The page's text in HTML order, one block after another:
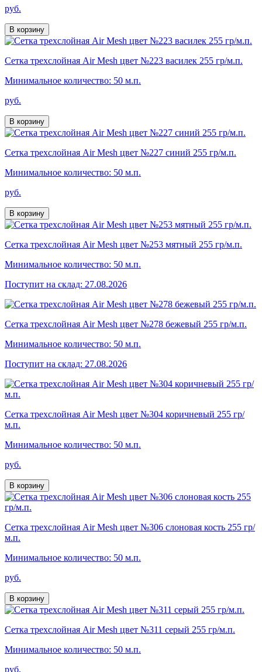
руб.
В корзину
Сетка трехслойная Air Mesh цвет №223 василек 255 гр/м.п.
Минимальное количество: 50 м.п.
руб.
В корзину
Сетка трехслойная Air Mesh цвет №227 синий 255 гр/м.п.
Минимальное количество: 50 м.п.
руб.
В корзину
Сетка трехслойная Air Mesh цвет №253 мятный 255 гр/м.п.
Минимальное количество: 50 м.п.
Поступит на склад: 27.08.2026
Сетка трехслойная Air Mesh цвет №278 бежевый 255 гр/м.п.
Минимальное количество: 50 м.п.
Поступит на склад: 27.08.2026
Сетка трехслойная Air Mesh цвет №304 коричневый 255 гр/
м.п.
Минимальное количество: 50 м.п.
руб.
В корзину
Сетка трехслойная Air Mesh цвет №306 слоновая кость 255 гр/
м.п.
Минимальное количество: 50 м.п.
руб.
В корзину
Сетка трехслойная Air Mesh цвет №311 серый 255 гр/м.п.
Минимальное количество: 50 м.п.
руб.